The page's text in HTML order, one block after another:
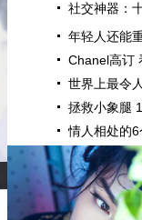
社交神器：
年轻人还能
Chanel高订
世界上最令
拯救小象腿
情人相处的